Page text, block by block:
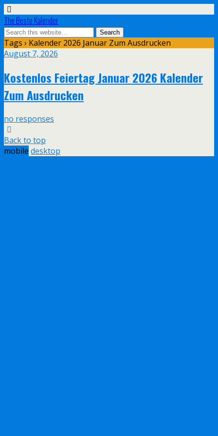
The Beste Kalender
Tags › Kalender 2026 Januar Zum Ausdrucken
August 7, 2026
Kostenlos Feiertag Januar 2026 Kalender
Zum Ausdrucken
no responses
Back to top
mobile desktop